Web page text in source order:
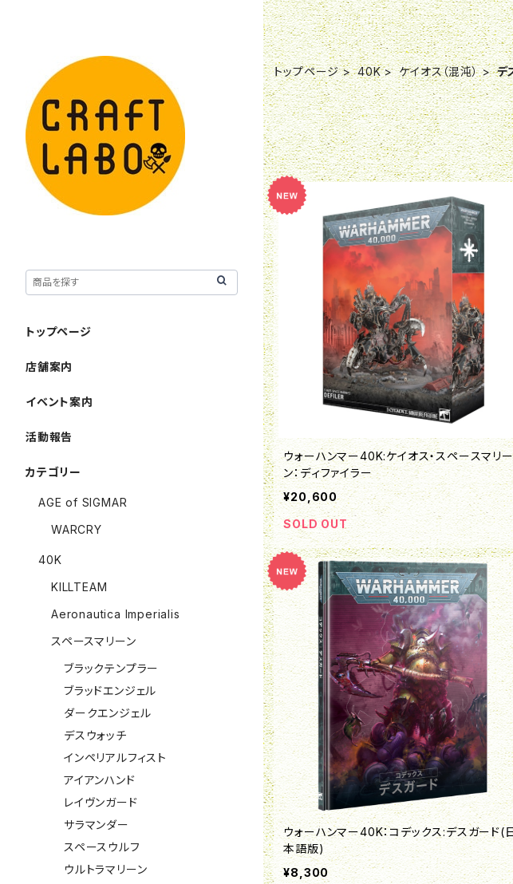
トップページ 40K ケイオス（混沌） デ
ウォーハンマー40K:ケイオス・スペースマリー
ン：ディファイラー
¥20,600
SOLD OUT
ウォーハンマー40K：コデックス:デスガード(
本語版)
¥8,300
トップページ
店舗案内
イベント案内
活動報告
カテゴリー
AGE of SIGMAR
WARCRY
40K
KILLTEAM
Aeronautica Imperialis
スペースマリーン
ブラックテンプラー
ブラッドエンジェル
ダークエンジェル
デスウォッチ
インペリアルフィスト
アイアンハンド
レイヴンガード
サラマンダー
スペースウルフ
ウルトラマリーン